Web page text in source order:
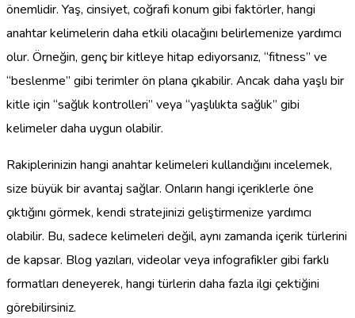
önemlidir. Yaş, cinsiyet, coğrafi konum gibi faktörler, hangi
anahtar kelimelerin daha etkili olacağını belirlemenize yardımcı
olur. Örneğin, genç bir kitleye hitap ediyorsanız, “fitness” ve
“beslenme” gibi terimler ön plana çıkabilir. Ancak daha yaşlı bir
kitle için “sağlık kontrolleri” veya “yaşlılıkta sağlık” gibi
kelimeler daha uygun olabilir.
Rakiplerinizin hangi anahtar kelimeleri kullandığını incelemek,
size büyük bir avantaj sağlar. Onların hangi içeriklerle öne
çıktığını görmek, kendi stratejinizi geliştirmenize yardımcı
olabilir. Bu, sadece kelimeleri değil, aynı zamanda içerik türlerini
de kapsar. Blog yazıları, videolar veya infografikler gibi farklı
formatları deneyerek, hangi türlerin daha fazla ilgi çektiğini
görebilirsiniz.